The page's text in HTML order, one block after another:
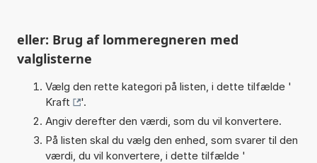
eller: Brug af lommeregneren med
valglisterne
Vælg den rette kategori på listen, i dette tilfælde '
Kraft
'.
Angiv derefter den værdi, som du vil konvertere.
På listen skal du vælg den enhed, som svarer til den
værdi, du vil konvertere, i dette tilfælde '